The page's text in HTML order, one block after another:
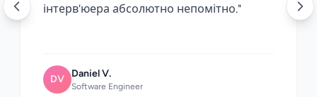
інтерв'юера абсолютно непомітно."
DV Daniel V.
Software Engineer